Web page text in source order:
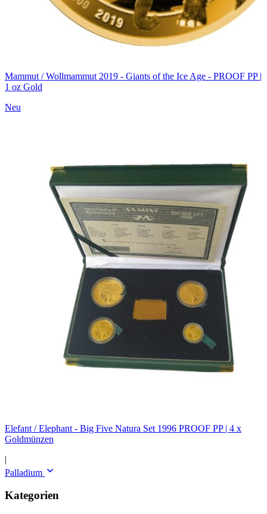
Mammut / Wollmammut 2019 - Giants of the Ice Age - PROOF PP |
1 oz Gold
Neu
Elefant / Elephant - Big Five Natura Set 1996 PROOF PP | 4 x
Goldmünzen
|
Palladium
Kategorien